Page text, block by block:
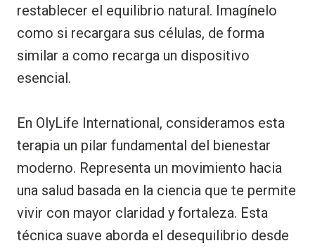
restablecer el equilibrio natural. Imagínelo
como si recargara sus células, de forma
similar a como recarga un dispositivo
esencial.
En OlyLife International, consideramos esta
terapia un pilar fundamental del bienestar
moderno. Representa un movimiento hacia
una salud basada en la ciencia que te permite
vivir con mayor claridad y fortaleza. Esta
técnica suave aborda el desequilibrio desde